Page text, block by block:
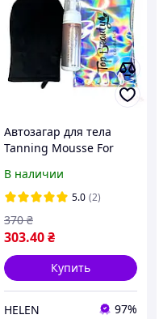
Автозагар для тела
Tanning Mousse For
с рукавичкой В
ГОЛОГРАФИЧЕСКОМ
В наличии
5.0 (2)
303.40₴
370 ₴
Купить
HELEN 97%